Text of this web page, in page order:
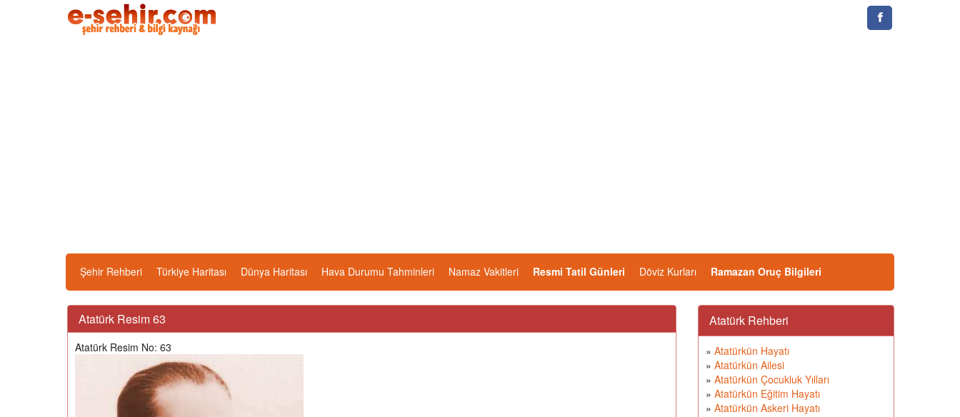
Şehir Rehberi Türkiye Haritası Dünya Haritası Hava Durumu Tahminleri Namaz Vakitleri Resmi Tatil Günleri Döviz Kurları Ramazan Oruç Bilgileri
Atatürk Resim 63
Atatürk Resim No: 63
Atatürk Rehberi
» Atatürkün Hayatı
» Atatürkün Ailesi
» Atatürkün Çocukluk Yılları
» Atatürkün Eğitim Hayatı
» Atatürkün Askeri Hayatı